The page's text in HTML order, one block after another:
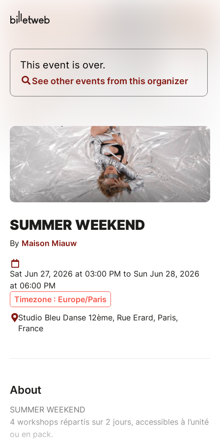
This event is over.
See other events from this organizer
SUMMER WEEKEND
By Maison Miauw
Sat Jun 27, 2026 at 03:00 PM to Sun Jun 28, 2026
at 06:00 PM
Timezone : Europe/Paris
Studio Bleu Danse 12ème, Rue Erard, Paris,
France
About
SUMMER WEEKEND
4 workshops répartis sur 2 jours, accessibles à l’unité
ou en pack.